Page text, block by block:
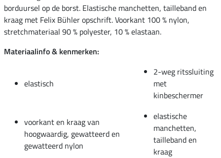
borduursel op de borst. Elastische manchetten, tailleband en
kraag met Felix Bühler opschrift. Voorkant 100 % nylon,
stretchmateriaal 90 % polyester, 10 % elastaan.
Materiaalinfo & kenmerken:
elastisch
2-weg ritssluiting
met
kinbeschermer
voorkant en kraag van
hoogwaardig, gewatteerd en
gewatteerd nylon
elastische
manchetten,
tailleband en
kraag